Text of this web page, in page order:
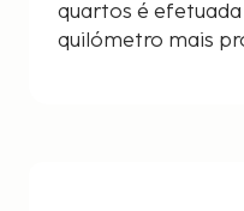
quartos é efetuada
quilómetro mais